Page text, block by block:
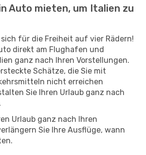
Auto mieten, um Italien zu
für die Freiheit auf vier Rädern!
direkt am Flughafen und
ganz nach Ihren Vorstellungen.
Schätze, die Sie mit
nicht erreichen
Sie Ihren Urlaub ganz nach
Urlaub ganz nach Ihren
Sie Ihre Ausflüge, wann